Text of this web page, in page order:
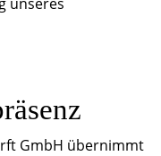
GmbH übernimmt